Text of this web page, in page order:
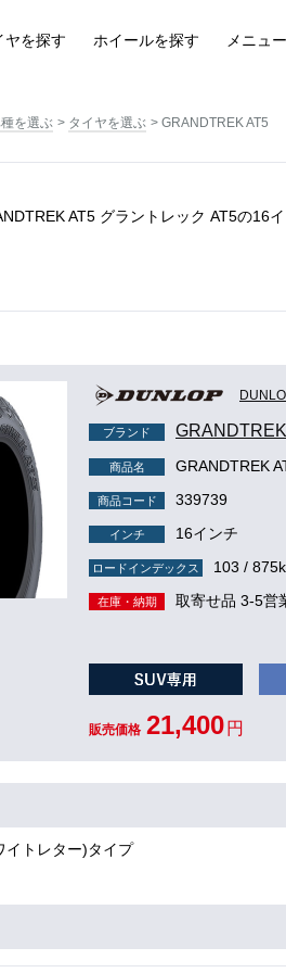
ヤを探す ホイールを探す メニュー
を選ぶ タイヤを選ぶ GRANDTREK AT5
AT5 グラントレック AT5の16
ブランド
商品名 GRANDTREK
商品コード 339739
インチ 16インチ
ロードインデックス 103 /
在庫・納期 取寄せ品 3-5営
販売価格 21,400 円
イトレター)タイプ